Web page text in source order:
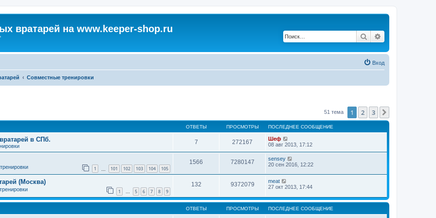
вратарей на www.keeper-shop.ru
Поиск
Вход
Совместные тренировки
51 тема 1 2 3
ОТВЕТЫ ПРОСМОТРЫ ПОСЛЕДНЕЕ СООБЩЕНИЕ
в СПб. 7 272167
Шеф
08 авг 2013, 17:12
1 101 102 103 104 105
1566 7280147
sensey
20 сен 2016, 12:22
(Москва)
1 … 5 6 7 8 9
132 9372079
meat
27 окт 2013, 17:44
ОТВЕТЫ ПРОСМОТРЫ ПОСЛЕДНЕЕ СООБЩЕНИЕ